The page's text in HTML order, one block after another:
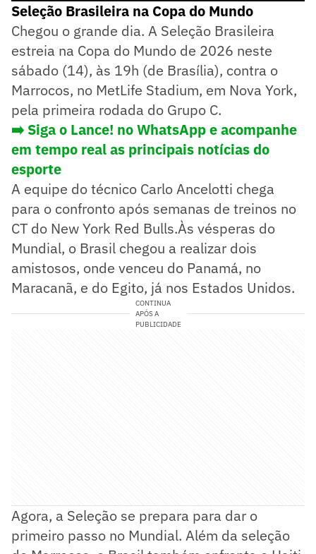
Seleção Brasileira na Copa do Mundo
Chegou o grande dia. A Seleção Brasileira
estreia na Copa do Mundo de 2026 neste
sábado (14), às 19h (de Brasília), contra o
Marrocos, no MetLife Stadium, em Nova York,
pela primeira rodada do Grupo C.
➡️ Siga o Lance! no WhatsApp e acompanhe
em tempo real as principais notícias do
esporte
A equipe do técnico Carlo Ancelotti chega
para o confronto após semanas de treinos no
CT do New York Red Bulls.Às vésperas do
Mundial, o Brasil chegou a realizar dois
amistosos, onde venceu do Panamá, no
Maracanã, e do Egito, já nos Estados Unidos.
CONTINUA
APÓS A
PUBLICIDADE
Agora, a Seleção se prepara para dar o
primeiro passo no Mundial. Além da seleção